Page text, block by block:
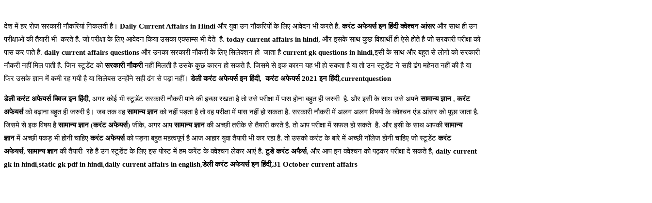
देश में हर रोज सरकारी नौकरियां निकलती है। Daily Current Affairs in Hindi और युवा उन नौकरियों के लिए आवेदन भी करते है.करंट अफेयर्स इन हिंदी क्वेश्चन आंसरऔर साथ ही उन
परीक्षाओं की तैयारी भी करते है. जो परीक्षा के लिए आवेदन किया उसका एक्साम्स भी देते है. today current affairs in hindi, और इसके साथ कुछ विद्यार्थी ही ऐसे होते है जो सरकारी परीक्षा को
पास कर पाते है. daily current affairs questions और उनका सरकारी नौकरी के लिए सिलेक्शन हो जाता हैcurrent gk questions in hindi,इसी के साथ और बहुत से लोगो को सरकारी
नौकरी नहीं मिल पाती है. जिन स्टूडेंट कोसरकारी नौकरीनहीं मिलती है उसके कुछ कारन हो सकते है. जिसमे से इक कारन यह भी हो सकता है या तो उन स्टूडेंट ने सही ढंग महेनत नहीं की है या
फिर उसके ज्ञान में कमी रह गयी है या सिलेबस उन्होंने सही ढंग से पड़ा नहीं।डेली करंट अफेयर्स इन हिंदी, करंट अफेयर्स 2021 इन हिंदी,currentquestion
डेली करंट अफेयर्स क्विज इन हिंदी, अगर कोई भी स्टूडेंट सरकारी नौकरी पाने की इच्छा रखता है तो उसे परीक्षा में पास होना बहुत ही जरुरी है. और इसी के साथ उसे अपनेसामान्य ज्ञान,करंट
अफेयर्सको बढ़ाना बहुत ही जरुरी है। जब तक वहसामान्य ज्ञानको नहीं पड़ता है तो वह परीक्षा में पास नहीं हो सकता है. सरकारी नौकरी में अलग अलग विषयों के क्वेश्चन एंड आंसर को पूछा जाता है.
जिसमे से इक विषय हैसामान्य ज्ञान(करंट अफेयर्स) जीके, अगर आपसामान्य ज्ञानकी अच्छी तरीके से तैयारी करते है. तो आप परीक्षा में सफल हो सकते है. और इसी के साथ आपकीसामान्य
ज्ञानमें अच्छी पकड़ भी होनी चाहिएकरंट अफेयर्सको पड़ना बहुत महत्वपूर्ण है आज आहार युवा तैयारी भी कर रहा है. तो उसको करंट के बारे में अच्छी नॉलेज होनी चाहिए जो स्टूडेंटकरंट
अफेयर्स,सामान्य ज्ञानकी तैयारी रहे है उन स्टूडेंट के लिए इस पोस्ट में हम करेंट के क्वेश्चन लेकर आएं है.टुडे करंट अफैर्स, और आप इन क्वेश्चन को पढ़कर परीक्षा दे सकते है, daily current
gk in hindi,static gk pdf in hindi,daily current affairs in english,डेली करंट अफेयर्स इन हिंदी,31 October current affairs